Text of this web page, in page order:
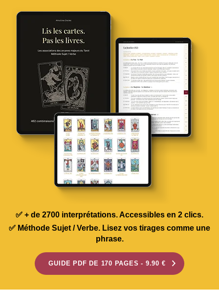
✅ + de 2700 interprétations. Accessibles en 2 clics.
✅ Méthode Sujet / Verbe. Lisez vos tirages comme une
phrase.
GUIDE PDF DE 170 PAGES - 9.90 €